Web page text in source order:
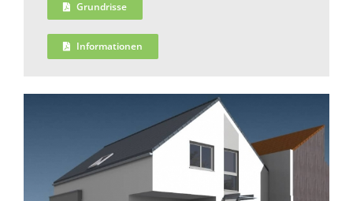
Grundrisse
Informationen